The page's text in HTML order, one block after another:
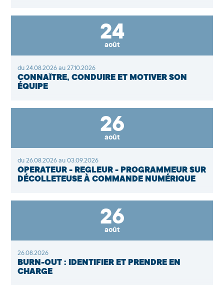
24
août
du 24.08.2026 au 27.10.2026
CONNAÎTRE, CONDUIRE ET MOTIVER SON
ÉQUIPE
26
août
du 26.08.2026 au 03.09.2026
OPÉRATEUR - RÉGLEUR - PROGRAMMEUR SUR
DÉCOLLETEUSE À COMMANDE NUMÉRIQUE
26
août
26.08.2026
BURN-OUT : IDENTIFIER ET PRENDRE EN
CHARGE